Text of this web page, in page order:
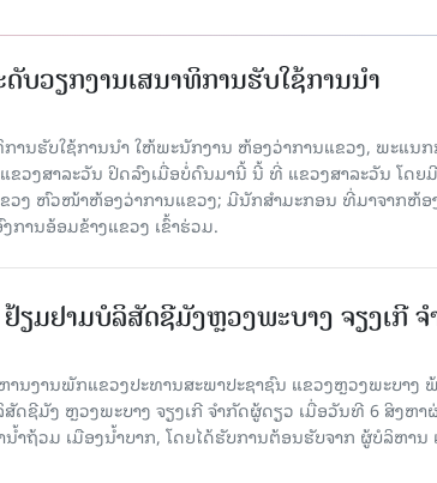
ບວຽກງານເສນາທິການຮັບໃຊ້ການນໍາ
ານຮັບໃຊ້ການນໍາ ໃຫ້ພະນັກງານ ຫ້ອງວ່າການແຂວງ, ພະແນ
ຂວງສາລະວັນ ປິດລົງເມື່ອ​ບໍ່​ດົນ​ມາ​ນີ້ ນີ້ ທີ່ ແຂວງສາລະວັນ ໂດຍ​
ວງ ຫົວໜ້າຫ້ອງວ່າການແຂວງ; ມີນັກສຳມະກອນ ທີ່ມາຈາກຫ້ອ
ການອ້ອມຂ້າງແຂວງ ເຂົ້າຮ່ວມ.
ຽມ​ຢາມບໍ​ລິ​ສັດຊີມັງຫຼວງພະບາງ ຈຽງເກີ
ານ​ງານ​ພັກແຂວງປະທານສະພາປະຊາຊົນ ແຂວງຫຼວງພະບາງ
ດຊີມັງ ຫຼວງພະບາງ ຈຽງເກີ ຈໍາກັດຜູ້ດຽວ ເມື່ອ​ວັນ​ທີ 6 ສິງ​ຫາ​
ຳຖ້ວມ ເມືອງນໍ້າບາກ, ໂດຍໄດ້ຮັບການຕ້ອນຮັບຈາກ ຜູ້ບໍລິຫານ